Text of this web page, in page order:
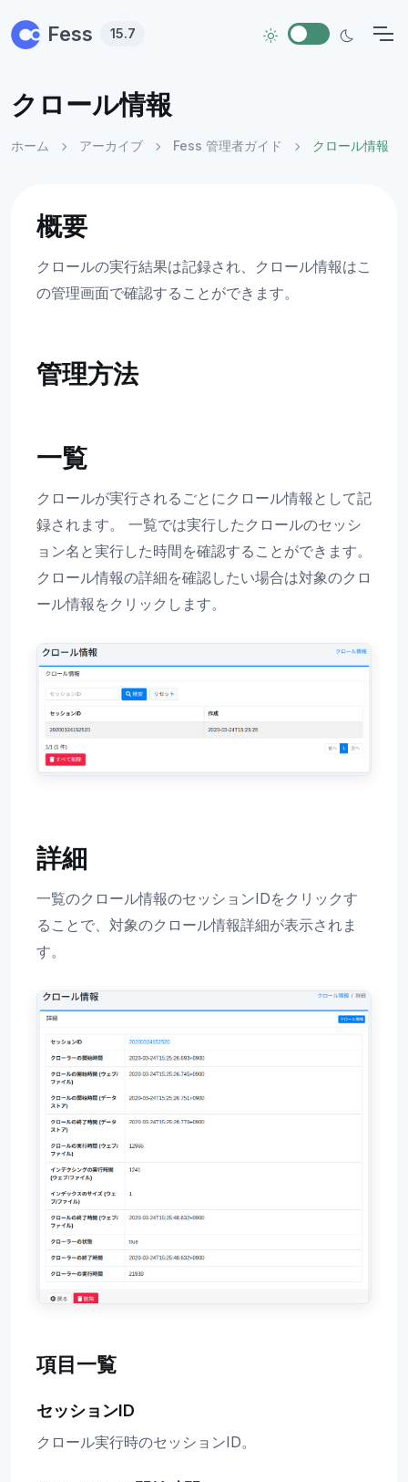
Fess 15.7
クロール情報
ホーム アーカイブ Fess 管理者ガイド クロール情報
概要
クロールの実行結果は記録され、クロール情報はこ
の管理画面で確認することができます。
管理方法
一覧
クロールが実行されるごとにクロール情報として記
録されます。 一覧では実行したクロールのセッシ
ョン名と実行した時間を確認することができます。
クロール情報の詳細を確認したい場合は対象のクロ
ール情報をクリックします。
詳細
一覧のクロール情報のセッションIDをクリックす
ることで、対象のクロール情報詳細が表示されま
す。
項目一覧
セッションID
クロール実行時のセッションID。